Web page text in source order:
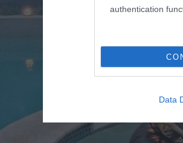
authentication
Data